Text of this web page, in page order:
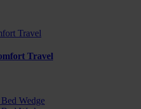
Travel